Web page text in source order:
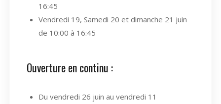
16:45
Vendredi 19, Samedi 20 et dimanche 21 juin
de 10:00 à 16:45
Ouverture en continu :
Du vendredi 26 juin au vendredi 11